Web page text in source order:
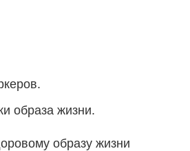
образа жизни.
образу жизни